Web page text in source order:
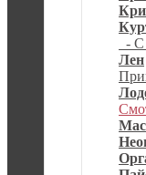
- С
Лен